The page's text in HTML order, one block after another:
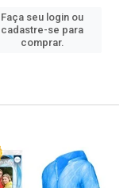
Faça seu login ou
cadastre-se para
comprar.